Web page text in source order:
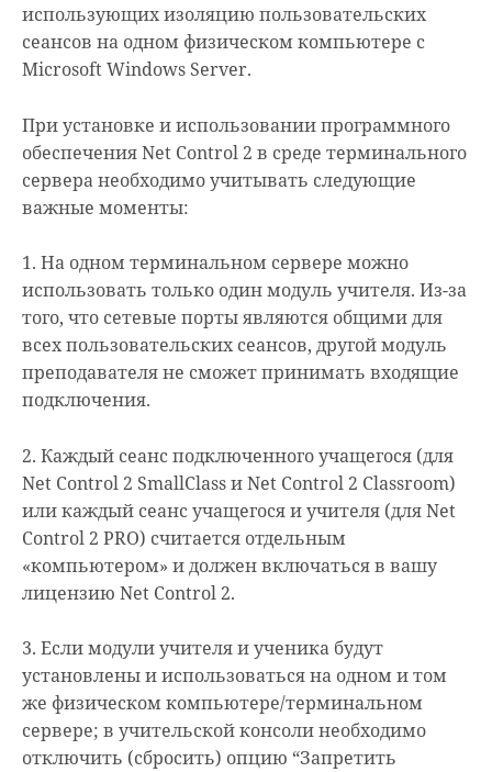
использующих изоляцию пользовательских
сеансов на одном физическом компьютере с
Microsoft Windows Server.
При установке и использовании программного
обеспечения Net Control 2 в среде терминального
сервера необходимо учитывать следующие
важные моменты:
1. На одном терминальном сервере можно
использовать только один модуль учителя. Из-за
того, что сетевые порты являются общими для
всех пользовательских сеансов, другой модуль
преподавателя не сможет принимать входящие
подключения.
2. Каждый сеанс подключенного учащегося (для
Net Control 2 SmallClass и Net Control 2 Classroom)
или каждый сеанс учащегося и учителя (для Net
Control 2 PRO) считается отдельным
«компьютером» и должен включаться в вашу
лицензию Net Control 2.
3. Если модули учителя и ученика будут
установлены и использоваться на одном и том
же физическом компьютере/терминальном
сервере; в учительской консоли необходимо
отключить (сбросить) опцию “Запретить